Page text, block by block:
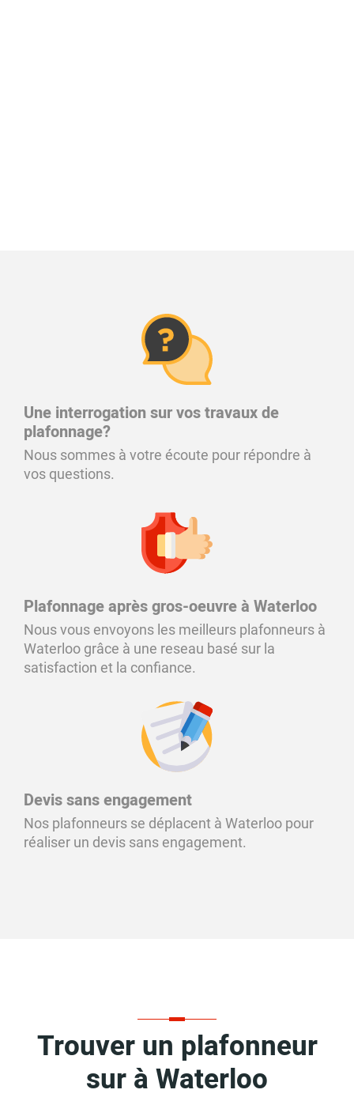
Une interrogation sur vos travaux de
plafonnage?
Nous sommes à votre écoute pour répondre à
vos questions.
Plafonnage après gros-oeuvre à Waterloo
Nous vous envoyons les meilleurs plafonneurs à
Waterloo grâce à une reseau basé sur la
satisfaction et la confiance.
Devis sans engagement
Nos plafonneurs se déplacent à Waterloo pour
réaliser un devis sans engagement.
Trouver un plafonneur
sur à Waterloo